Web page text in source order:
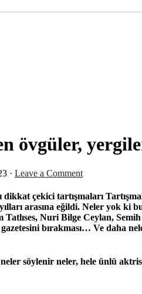
övgüler,
· Leave a Comment
dikkat çekici tartışmaları
arasına eğildi. Neler yok
Nuri Bilge Ceylan,
bırakması… Ve daha
söylenir neler, hele ünlü